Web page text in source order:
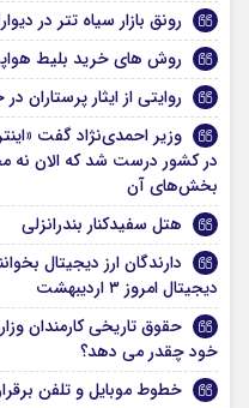
رونق بازار سیاه تتر در
روش های خرید بلیط
روایتی از ایثار پرستاران
وزیر احمدی‌نژاد گفت
در کشور درست شد که الان نه
بخش‌های آن
هتل سفیدکنار بندرانزلی
دارندگان ارز دیجیتال
دیجیتال امروز ۳ اردیبهشت
حقوق تاریخی کارمندان
خود چقدر می دهد؟
خطوط موبایل و تلفن